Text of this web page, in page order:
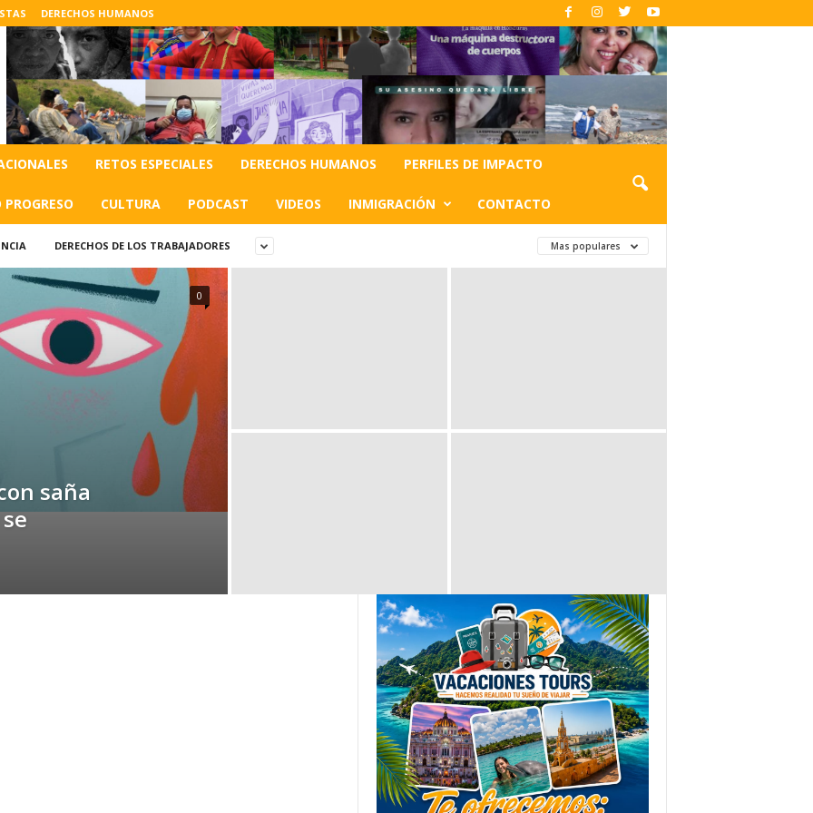
DERECHOS HUMANOS
RETOS ESPECIALES DERECHOS HUMANOS PERFILES DE IMPACTO
PROGRESO CULTURA PODCAST VIDEOS INMIGRACIÓN CONTACTO
DERECHOS DE LOS TRABAJADORES Mas populares
saña
0